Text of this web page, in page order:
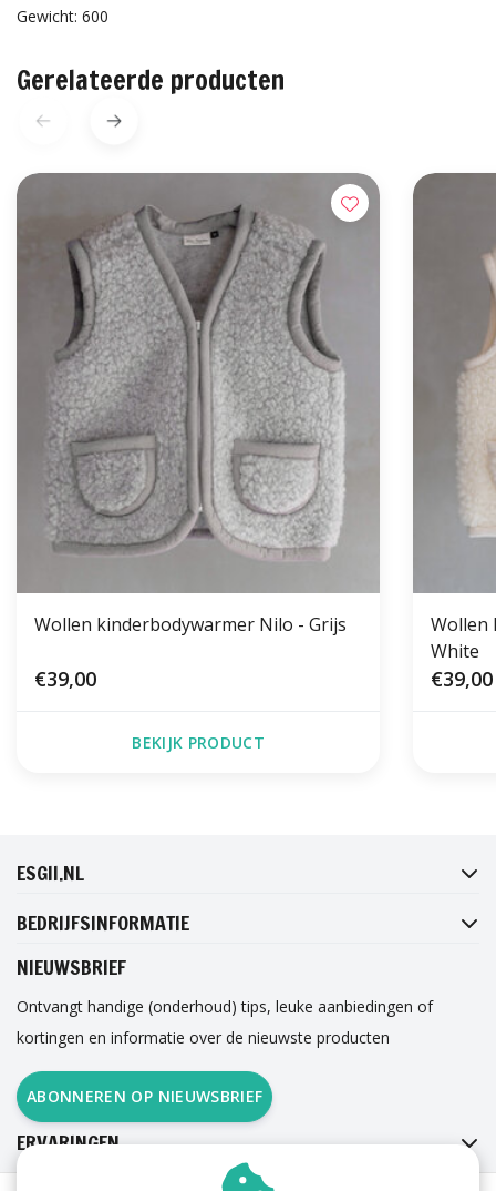
Gewicht: 600
Gerelateerde producten
Wollen kinderbodywarmer Nilo - Grijs
€39,00
BEKIJK PRODUCT
Wollen
White
€39,00
ESGII.NL
BEDRIJFSINFORMATIE
NIEUWSBRIEF
Ontvangt handige (onderhoud) tips, leuke aanbiedingen of
kortingen en informatie over de nieuwste producten
ABONNEREN OP NIEUWSBRIEF
ERVARINGEN